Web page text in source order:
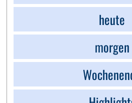
heute
morgen